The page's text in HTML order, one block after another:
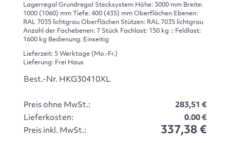
Lagerregal Grundregal Stecksystem Höhe: 3000 mm Breite:
1000 (1060) mm Tiefe: 400 (435) mm Oberflächen Ebenen:
RAL 7035 lichtgrau Oberflächen Stützen: RAL 7035 lichtgrau
Anzahl der Fachebenen: 7 Stück Fachlast: 150 kg :: Feldlast:
1600 kg Bedienung: Einseitig
Lieferzeit: 5 Werktage (Mo.-Fr.)
Lieferung: Frei Haus
Best.-Nr. HKG30410XL
Preis ohne MwSt.:
283,51 €
Lieferkosten:
0.00 €
Preis inkl. MwSt.:
337,38 €